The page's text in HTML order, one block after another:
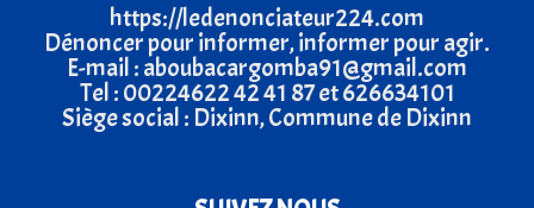
https://ledenonciateur224.com
Dénoncer pour informer, informer pour agir.
E-mail : aboubacargomba91@gmail.com
Tel : 00224622 42 41 87 et 626634101
Siège social : Dixinn, Commune de Dixinn